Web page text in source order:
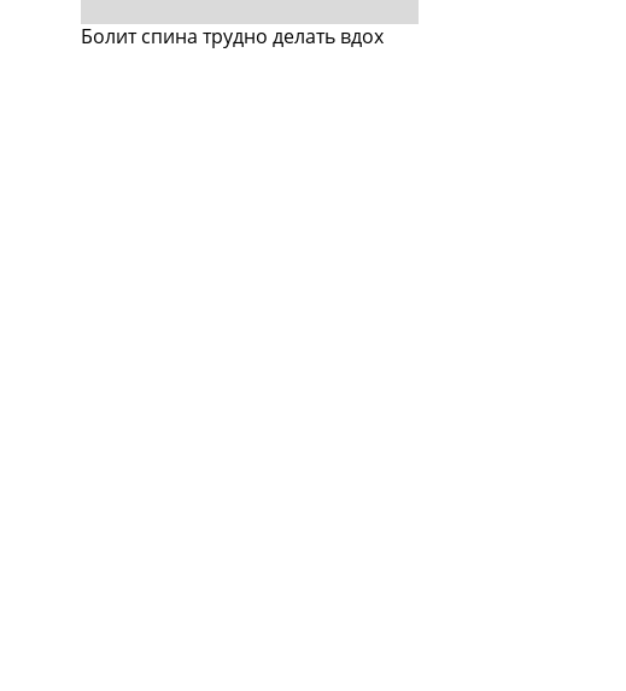
Болит спина трудно делать вдох